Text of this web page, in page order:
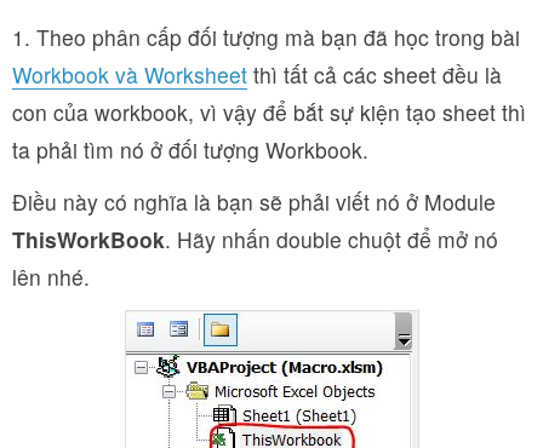
1. Theo phân cấp đối tượng mà bạn đã học trong bài
Workbook và Worksheet thì tất cả các sheet đều là
con của workbook, vì vậy để bắt sự kiện tạo sheet thì
ta phải tìm nó ở đối tượng Workbook.
Điều này có nghĩa là bạn sẽ phải viết nó ở Module
ThisWorkBook. Hãy nhấn double chuột để mở nó
lên nhé.